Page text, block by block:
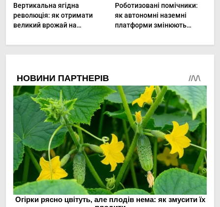
Вертикальна ягідна
революція: як отримати
великий врожай на
Роботизовані помічники:
як автономні наземні
платформи змінюють
овочами